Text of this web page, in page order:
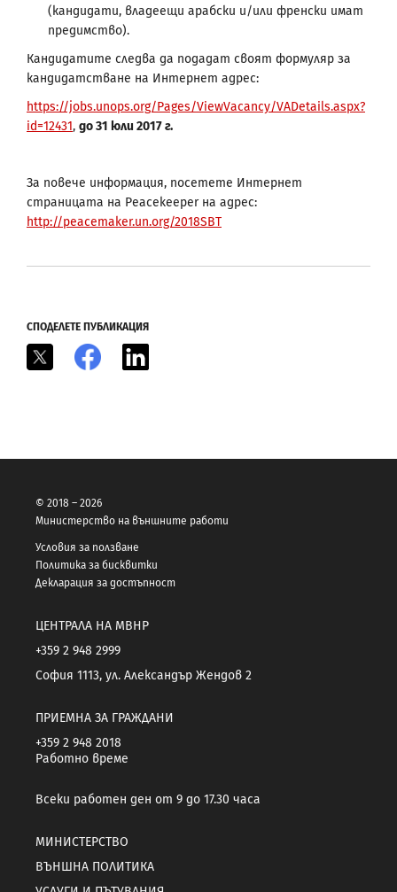
(кандидати, владеещи арабски и/или френски имат
предимство).
Кандидатите следва да подадат своят формуляр за
кандидатстване на Интернет адрес:
https://jobs.unops.org/Pages/ViewVacancy/VADetails.aspx?
id=12431, до 31 юли 2017 г.
За повече информация, посетете Интернет
страницата на Peacekeeper на адрес:
http://peacemaker.un.org/2018SBT
СПОДЕЛЕТЕ ПУБЛИКАЦИЯ
Facebook
© 2018 – 2026
Министерство на външните работи
Условия за ползване
Политика за бисквитки
Декларация за достъпност
ЦЕНТРАЛА НА МВНР
+359 2 948 2999
София 1113, ул. Александър Жендов 2
ПРИЕМНА ЗА ГРАЖДАНИ
+359 2 948 2018
Работно време
Всеки работен ден от 9 до 17.30 часа
МИНИСТЕРСТВО
ВЪНШНА ПОЛИТИКА